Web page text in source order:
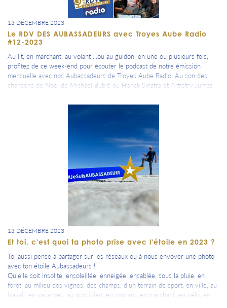
13 DÉCEMBRE 2023
Le RDV DES AUBASSADEURS avec Troyes Aube Radio
#12-2023
Au lit, en marchant, au volant ...ou au guidon, en une ou plusieurs fois,
profitez de ce week-end pour écouter le podcast de notre émission
mensuelle avec nos Aubassadeurs de Troyes Aube Radio. Au son des
chansons de Noël de Michael Bublé ou Franck Sinatra et Artistry Jumps
découvrir leur sport, leur passion, leur métier ou leur événement.
présenter les nombreuses animations de Noël, Emilie Charlemagne,
directrice générale adjointe de La Maison du Boulanger Centre Culturel
Troyes, organisatrice avec ses équipes de ses animations, nous informe
également des prochaines dates de spectacles programmés, Bertrand
Bernaudat et Véronique Marceaux, président et membre de l’association
L’Alerte de Troyes , pour nous faire découvrir le fonctionnement de leur
association musicale qui a 120 ans et leur concert de Noël de leur
harmonie qui s'est déroulé le dimanche 17 décembre à l’église Saint-
Bruno de Troyes. Les RDV des Aubassadeurs en podcast - à écouter ici
13 DÉCEMBRE 2023
Et toi, c'est quoi ta photo prise avec l'étoile en 2023 ?
Toi aussi pense à partager sur les réseaux ou à nous envoyer une photo
avec ton étoile Aubassadeurs !
Qu'elle soit insolite, ensoleillée, enneigée, ensablée, sous la pluie, en
forêt, au milieu des vignes, des champs, d'un terrain de sport, en ville, au
travail, en vacances, au quotidien, en courant, en marchant, en vélo, en